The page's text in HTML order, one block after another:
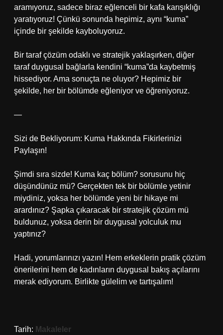
aramıyoruz, sadece biraz eğlenceli bir kafa karışıklığı
yaratıyoruz! Çünkü sonunda hepimiz, aynı “kuma”
içinde bir şekilde kayboluyoruz.
Bir taraf çözüm odaklı ve stratejik yaklaşırken, diğer
taraf duygusal bağlarla kendini “kuma”da kaybetmiş
hissediyor. Ama sonuçta ne oluyor? Hepimiz bir
şekilde, her bir bölümde eğleniyor ve öğreniyoruz.
—
Sizi de Bekliyorum: Kuma Hakkında Fikirlerinizi
Paylaşın!
Şimdi sıra sizde! Kuma kaç bölüm? sorusunu hiç
düşündünüz mü? Gerçekten tek bir bölümle yetinir
miydiniz, yoksa her bölümde yeni bir hikaye mi
arardınız? Şapka çıkaracak bir stratejik çözüm mü
buldunuz, yoksa derin bir duygusal yolculuk mu
yaptınız?
Hadi, yorumlarınızı yazın! Hem erkeklerin pratik çözüm
önerilerini hem de kadınların duygusal bakış açılarını
merak ediyorum. Birlikte gülelim ve tartışalım!
Tarih: Makaleler